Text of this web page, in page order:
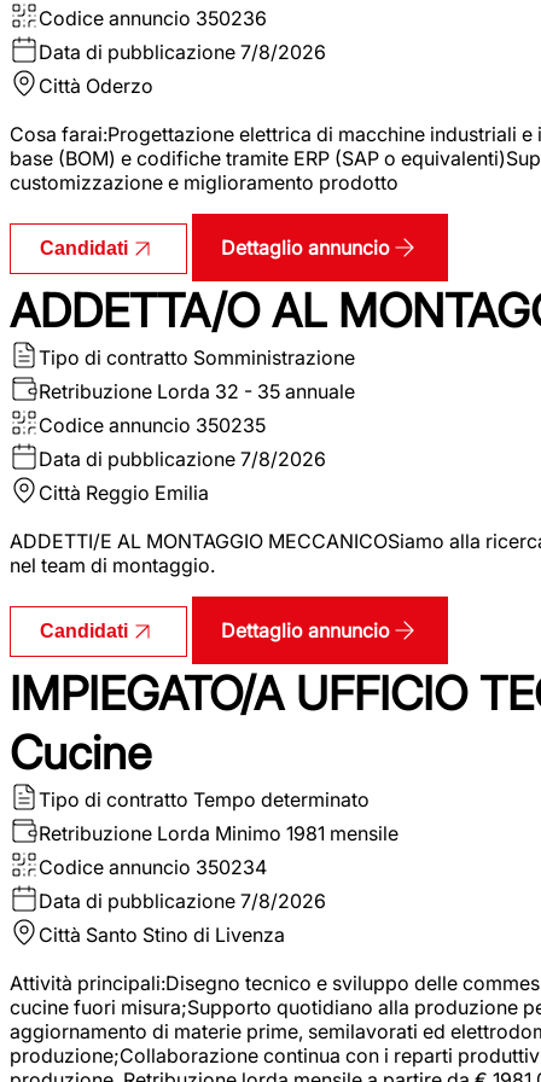
Codice annuncio 350236
Data di pubblicazione 7/8/2026
Città Oderzo
Cosa farai:Progettazione elettrica di macchine industriali
base (BOM) e codifiche tramite ERP (SAP o
customizzazione e miglioramento prodotto
Candidati Dettaglio annuncio
ADDETTA/O AL
Tipo di contratto Somministrazione
Retribuzione Lorda 32 - 35 annuale
Codice annuncio 350235
Data di pubblicazione 7/8/2026
Città Reggio Emilia
ADDETTI/E AL MONTAGGIO MECCANICOSiamo alla
nel team di montaggio.
Candidati Dettaglio annuncio
IMPIEGATO/A UFFICIO
Cucine
Tipo di contratto Tempo determinato
Retribuzione Lorda Minimo 1981 mensile
Codice annuncio 350234
Data di pubblicazione 7/8/2026
Città Santo Stino di Livenza
Attività principali:Disegno tecnico e sviluppo delle
cucine fuori misura;Supporto quotidiano alla produzione
aggiornamento di materie prime, semilavorati ed
produzione;Collaborazione continua con i reparti